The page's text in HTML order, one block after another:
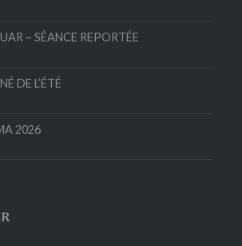
– SÉANCE REPORTÉE
DE L’ÉTÉ
2026